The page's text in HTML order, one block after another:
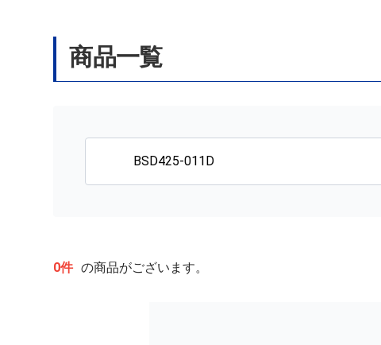
商品一覧
0件 の商品がございます。